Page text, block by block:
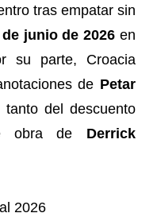
tras empatar sin
de junio de 2026en
su parte, Croacia
de Petar
tanto del descuento
obra de Derrick
2026